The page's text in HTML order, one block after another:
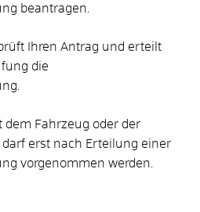
beantragen.
Ihren Antrag und erteilt
die
dem Fahrzeug oder der
erst nach Erteilung einer
vorgenommen werden.